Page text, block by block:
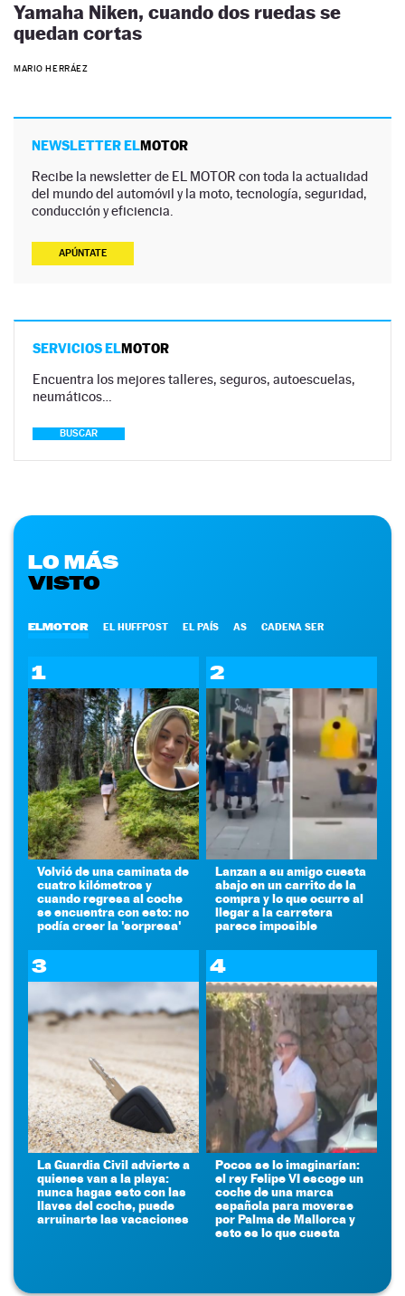
Yamaha Niken, cuando dos ruedas se
quedan cortas
MARIO HERRÁEZ
NEWSLETTER ELMOTOR
Recibe la newsletter de EL MOTOR con toda la actualidad
del mundo del automóvil y la moto, tecnología, seguridad,
conducción y eficiencia.
APÚNTATE
SERVICIOS ELMOTOR
Encuentra los mejores talleres, seguros, autoescuelas,
neumáticos…
BUSCAR
LO MÁS
VISTO
ELMOTOR EL HUFFPOST EL PAÍS AS CADENA SER
1
Volvió de una caminata de
cuatro kilómetros y
cuando regresa al coche
se encuentra con esto: no
podía creer la 'sorpresa'
2
Lanzan a su amigo cuesta
abajo en un carrito de la
compra y lo que ocurre al
llegar a la carretera
parece imposible
3
La Guardia Civil advierte a
quienes van a la playa:
nunca hagas esto con las
llaves del coche, puede
arruinarte las vacaciones
4
Pocos se lo imaginarían:
el rey Felipe VI escoge un
coche de una marca
española para moverse
por Palma de Mallorca y
esto es lo que cuesta